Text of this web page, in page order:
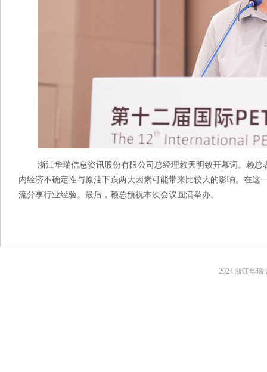
浙江华瑞信息资讯股份有限公司总经理赖天明致开幕词。赖
内经济不确定性与原油下跌两大因素可能带来比较大的影响。在
流分享行业经验。最后，赖总预祝本次会议圆满举办。
2024 浙江华瑞